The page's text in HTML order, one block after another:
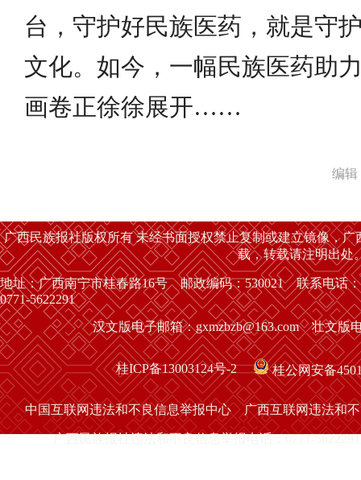
台，守护好民族医药，就是守
文化。如今，一幅民族医药助
画卷正徐徐展开……
编
广西民族报社版权所有 未经书面授权禁止复制或建立镜像，
载，转载请注明出处
地址：广西南宁市桂春路16号 邮政编码：530021 联系电话：
0771-5622291
汉文版电子邮箱：gxmzbzb@163.com 壮文版
桂ICP备13003124号-2 桂公网安备
中国互联网违法和不良信息举报中心 广西互联网违法和
广西民族报社违法和不良信息举报电话：0771-